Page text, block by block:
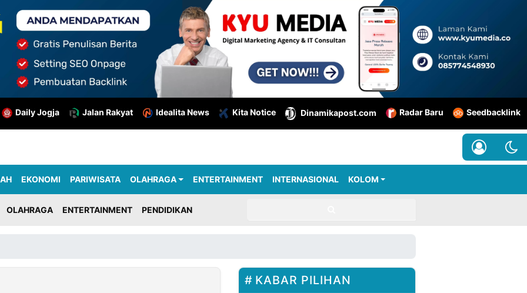
Daily Jogja Jalan Rakyat Idealita News Kita Notice Dinamikapost.com Radar Baru Seedbacklink
EKONOMI PARIWISATA OLAHRAGA ENTERTAINMENT INTERNASIONAL KOLOM
OLAHRAGA ENTERTAINMENT PENDIDIKAN
KABAR PILIHAN